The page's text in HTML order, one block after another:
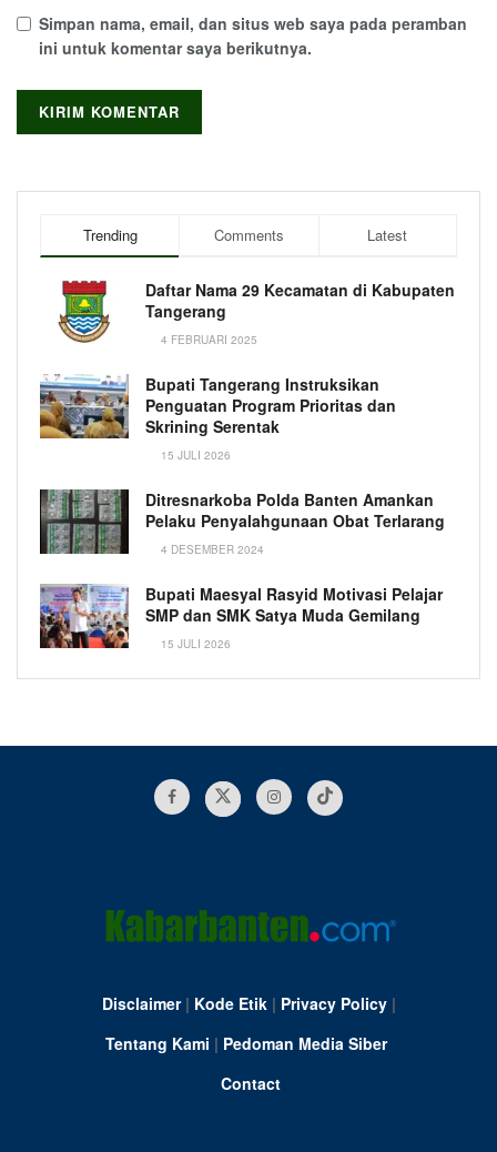
Simpan nama, email, dan situs web saya pada peramban
ini untuk komentar saya berikutnya.
Trending Comments Latest
Daftar Nama 29 Kecamatan di Kabupaten
Tangerang
4 FEBRUARI 2025
Bupati Tangerang Instruksikan
Penguatan Program Prioritas dan
Skrining Serentak
15 JULI 2026
Ditresnarkoba Polda Banten Amankan
Pelaku Penyalahgunaan Obat Terlarang
4 DESEMBER 2024
Bupati Maesyal Rasyid Motivasi Pelajar
SMP dan SMK Satya Muda Gemilang
15 JULI 2026
Disclaimer| Kode Etik| Privacy Policy|
Tentang Kami | Pedoman Media Siber
Contact